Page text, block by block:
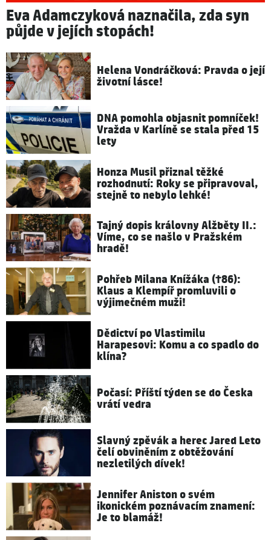
Eva Adamczyková naznačila, zda syn
půjde v jejích stopách!
Helena Vondráčková: Pravda o její
životní lásce!
DNA pomohla objasnit pomníček!
Vražda v Karlíně se stala před 15
lety
Honza Musil přiznal těžké
rozhodnutí: Roky se připravoval,
stejně to nebylo lehké!
Tajný dopis královny Alžběty II.:
Víme, co se našlo v Pražském
hradě!
Pohřeb Milana Knížáka (†86):
Klaus a Klempíř promluvili o
výjimečném muži!
Dědictví po Vlastimilu
Harapesovi: Komu a co spadlo do
klína?
Počasí: Příští týden se do Česka
vrátí vedra
Slavný zpěvák a herec Jared Leto
čelí obviněním z obtěžování
nezletilých dívek!
Jennifer Aniston o svém
ikonickém poznávacím znamení:
Je to blamáž!